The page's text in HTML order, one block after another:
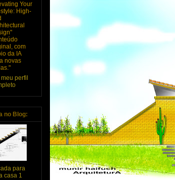
Your
High-
com
da IA
novas
perfil
no Blog:
para
casa 1